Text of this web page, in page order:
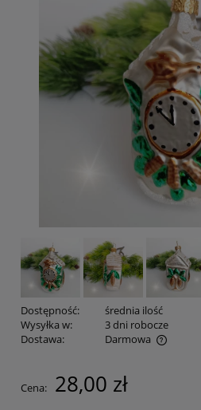
Dostępność:
średnia ilość
Wysyłka w:
3 dni robocze
Dostawa:
Darmowa
Cena nie zawiera ewentualnych
Cena: 28,00 zł